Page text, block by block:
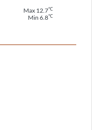
Max 12.7℃
Min 6.8℃